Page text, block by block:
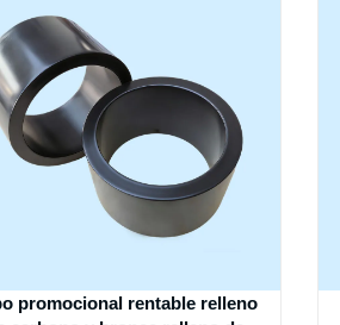
promocional rentable relleno